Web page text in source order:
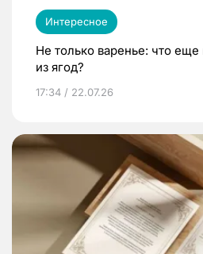
Интересное
Не только варенье: что
из ягод?
17:34 / 22.07.26